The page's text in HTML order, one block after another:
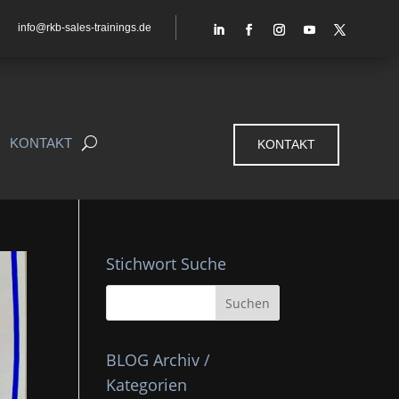
info@rkb-sales-trainings.de
KONTAKT KONTAKT
Stichwort Suche
BLOG Archiv /
Kategorien